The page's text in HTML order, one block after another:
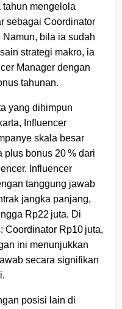
mengelola
sebagai Coordinator
Namun, bila ia sudah
strategi makro, ia
Manager dengan
tahunan.
yang dihimpun
Influencer
skala besar
plus bonus 20 % dari
Influencer
tanggung jawab
jangka panjang,
Rp22 juta. Di
Coordinator Rp10 juta,
ini menunjukkan
secara signifikan
posisi lain di